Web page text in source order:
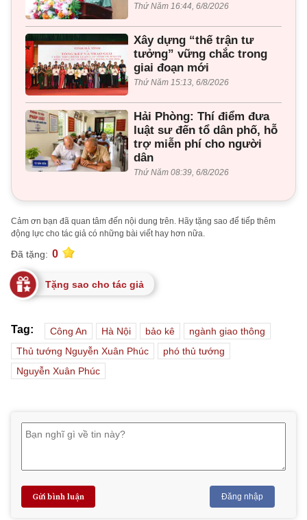
Thứ Năm 16:44, 6/8/2026
Xây dựng “thế trận tư
tưởng” vững chắc trong
giai đoạn mới
Thứ Năm 15:13, 6/8/2026
Hải Phòng: Thí điểm đưa
luật sư đến tổ dân phố, hỗ
trợ miễn phí cho người
dân
Thứ Năm 08:39, 6/8/2026
Cảm ơn bạn đã quan tâm đến nội dung trên. Hãy tặng sao để tiếp thêm
động lực cho tác giả có những bài viết hay hơn nữa.
Đã tặng: 0
Tặng sao cho tác giả
Tag: Công An Hà Nội bảo kê
ngành giao thông
Thủ tướng Nguyễn Xuân Phúc
phó thủ tướng
Nguyễn Xuân Phúc
Gửi bình luận Đăng nhập